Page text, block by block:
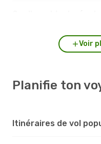
Voir
Planifie ton
Itinéraires de vol